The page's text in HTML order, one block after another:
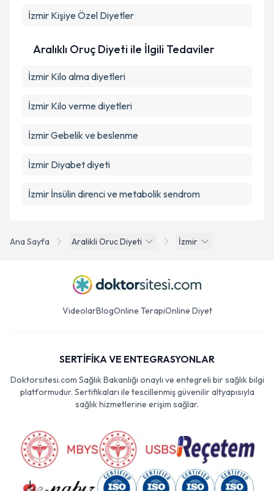
Ana Sayfa Aralikli Oruc Diyeti İzmir
İzmir Kişiye Özel Diyetler
Aralıklı Oruç Diyeti ile İlgili Tedaviler
İzmir Kilo alma diyetleri
İzmir Kilo verme diyetleri
İzmir Gebelik ve beslenme
İzmir Diyabet diyeti
İzmir İnsülin direnci ve metabolik sendrom
VideolarBlogOnline TerapiOnline Diyet
SERTİFİKA VE ENTEGRASYONLAR
Doktorsitesi.com Sağlık Bakanlığı onaylı ve entegreli bir sağlık bilgi
platformudur. Sertifikaları ile tescillenmiş güvenilir altyapısıyla
sağlık hizmetlerine erişim sağlar.